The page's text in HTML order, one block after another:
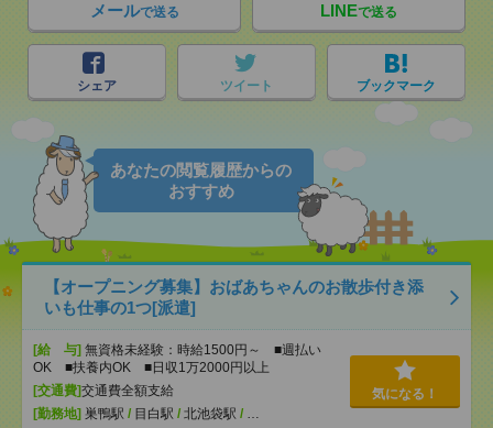
メールで送る LINEで送る
シェア ツイート ブックマーク
あなたの閲覧履歴からの
おすすめ
【オープニング募集】おばあちゃんのお散歩付き添
いも仕事の1つ[派遣]
[給 与] 無資格未経験：時給1500円～ ■週払い
OK ■扶養内OK ■日収1万2000円以上
[交通費]交通費全額支給
[勤務地] 巣鴨駅 / 目白駅 / 北池袋駅 / …
気になる！